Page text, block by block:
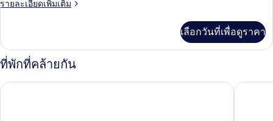
Shower)
Roll-
สแตนดาร์ด,
ควีน
ไซส์
เตียง,
รายละเอียดเพิ่มเติม
ราย
เกี่ยว
กับ
ห้อง
สแตนดาร์ด,
เตียง
เลือกวันที่เพื่อดูราคา
ที่พักที่คล้ายกัน
โมเทล 6 บิ๊กแบร์เลค แคลิฟอร์เนีย ชาโตว์